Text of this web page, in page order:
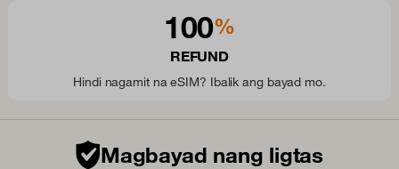
100%
REFUND
Hindi nagamit na eSIM? Ibalik ang bayad mo.
Magbayad nang ligtas